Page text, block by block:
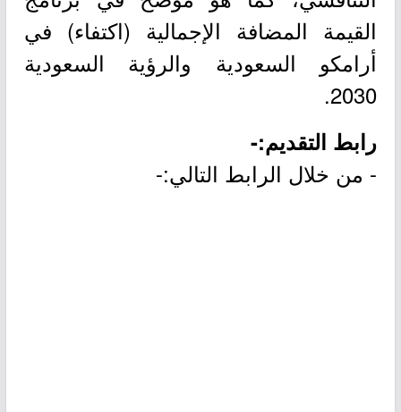
القيمة المضافة الإجمالية (اكتفاء) في
أرامكو السعودية والرؤية السعودية
2030.
رابط التقديم:-
- من خلال الرابط التالي:-